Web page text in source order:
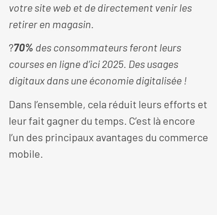
votre site web et de directement venir les
retirer en magasin.
?70% des consommateurs feront leurs
courses en ligne d’ici 2025. Des usages
digitaux dans une économie digitalisée !
Dans l’ensemble, cela réduit leurs efforts et
leur fait gagner du temps. C’est là encore
l’un des principaux avantages du commerce
mobile.